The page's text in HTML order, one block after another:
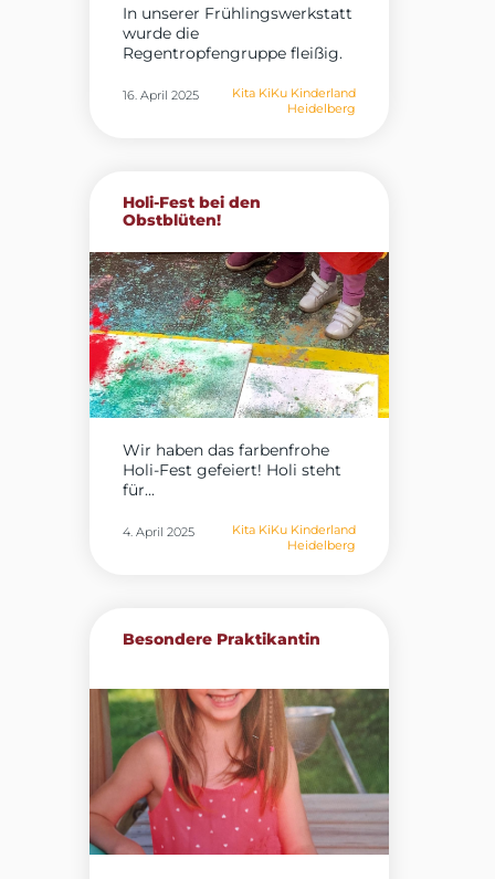
In unserer Frühlingswerkstatt
wurde die
Regentropfengruppe fleißig.
16. April 2025
Kita KiKu Kinderland
Heidelberg
Holi-Fest bei den
Obstblüten!
Wir haben das farbenfrohe
Holi-Fest gefeiert! Holi steht
für...
4. April 2025
Kita KiKu Kinderland
Heidelberg
Besondere Praktikantin